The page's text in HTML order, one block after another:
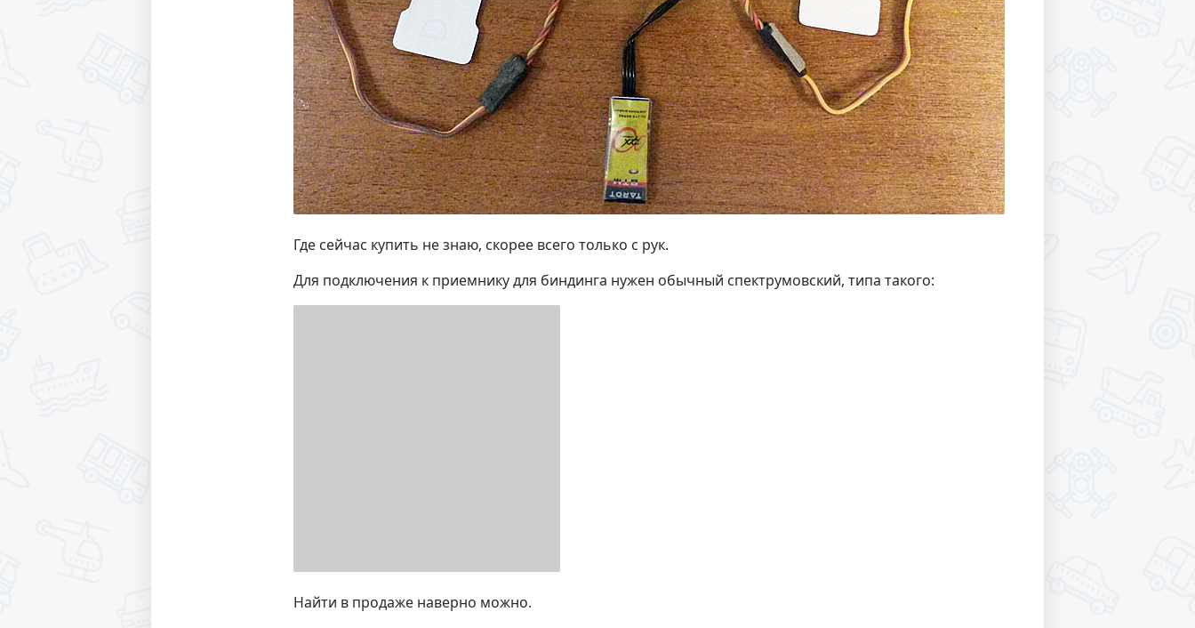
Где сейчас купить не знаю, скорее всего только с рук.
Для подключения к приемнику для биндинга нужен обычный спектрумовский, типа такого:
Найти в продаже наверно можно.